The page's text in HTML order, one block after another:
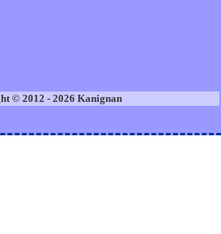
© 2012 - 2026 Kanignan